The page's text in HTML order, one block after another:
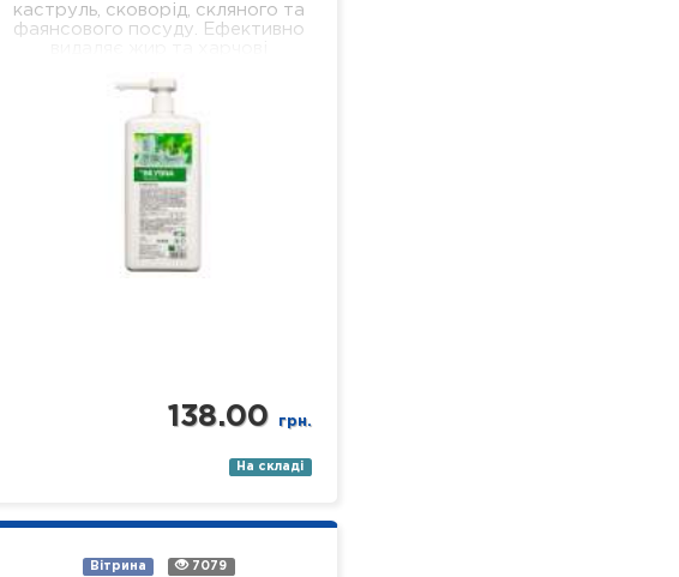
каструль, сковорід, скляного та
фаянсового посуду. Ефективно
легко змивається, не залишаючи
138.00 грн.
На складі
Вітрина 7079